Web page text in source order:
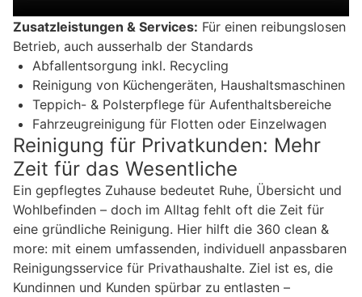
Zusatzleistungen & Services: Für einen reibungslosen
Betrieb, auch ausserhalb der Standards
Abfallentsorgung inkl. Recycling
Reinigung von Küchengeräten, Haushaltsmaschinen
Teppich- & Polsterpflege für Aufenthaltsbereiche
Fahrzeugreinigung für Flotten oder Einzelwagen
Reinigung für Privatkunden: Mehr
Zeit für das Wesentliche
Ein gepflegtes Zuhause bedeutet Ruhe, Übersicht und
Wohlbefinden – doch im Alltag fehlt oft die Zeit für
eine gründliche Reinigung. Hier hilft die 360 clean &
more: mit einem umfassenden, individuell anpassbaren
Reinigungsservice für Privathaushalte. Ziel ist es, die
Kundinnen und Kunden spürbar zu entlasten –